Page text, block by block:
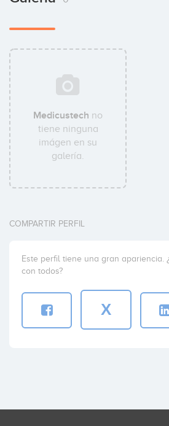
Medicustech no
tiene ninguna
imágen en su
galería.
COMPARTIR PERFIL
Este perfil tiene una gran apariencia.
con todos?
X